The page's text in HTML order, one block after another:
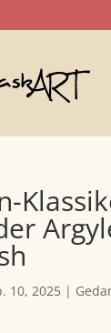
10, 2025 |